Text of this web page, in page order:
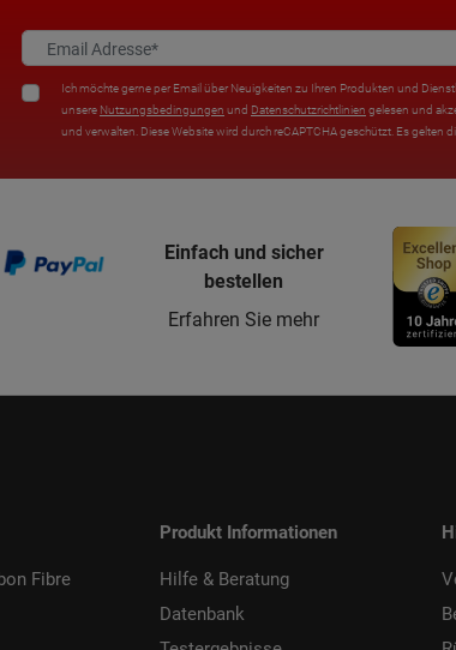
Ich möchte gerne per Email über Neuigkeiten zu Ihren Produkten und
unsere Nutzungsbedingungen und Datenschutzrichtlinien gelesen und
und verwalten. Diese Website wird durch reCAPTCHA geschützt. Es gelten
Einfach und sicher
bestellen
Erfahren Sie mehr
Fibre
Produkt Informationen
Hilfe & Beratung
Datenbank